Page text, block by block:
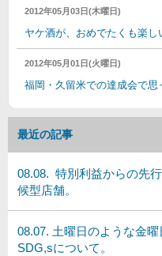
2012年05月03日(木曜日)
ヤケ酒が、おめでたくも楽し
2012年05月01日(火曜日)
福岡・久留米での達成会で思
最近の記事
08.08. 特別利益からの先
候型店舗。
08.07. 土曜日のような金
SDG,sについて。